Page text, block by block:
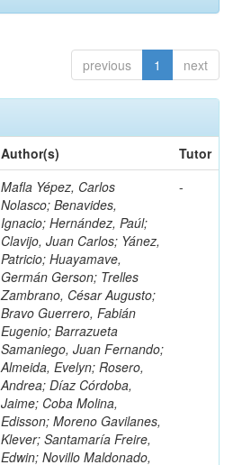
previous 1 next
Author(s)
Tutor
Mafla Yépez, Carlos
Nolasco; Benavides,
Ignacio; Hernández, Paúl;
Clavijo, Juan Carlos; Yánez,
Patricio; Huayamave,
Germán Gerson; Trelles
Zambrano, César Augusto;
Bravo Guerrero, Fabián
Eugenio; Barrazueta
Samaniego, Juan Fernando;
Almeida, Evelyn; Rosero,
Andrea; Díaz Córdoba,
Jaime; Coba Molina,
Edisson; Moreno Gavilanes,
Klever; Santamaría Freire,
Edwin; Novillo Maldonado,
-